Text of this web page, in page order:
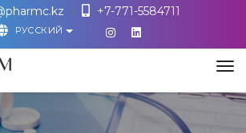
+7-771-5584711
РУССКИЙ